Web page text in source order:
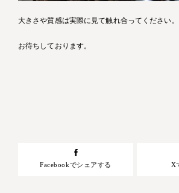
大きさや質感は実際に見て触れ合ってください。
お待ちしております。
Facebookでシェアする X